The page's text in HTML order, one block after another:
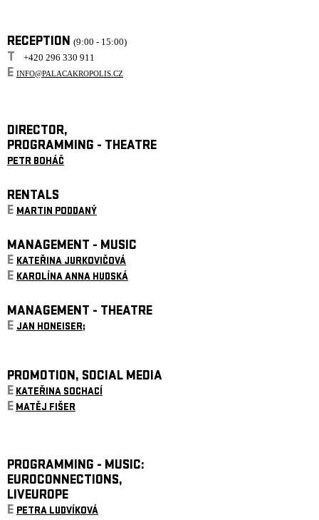
RECEPTION (9:00 - 15:00)
T +420 296 330 911
E INFO@PALACAKROPOLIS.CZ
DIRECTOR,
PROGRAMMING - THEATRE
PETR BOHÁČ
RENTALS
E MARTIN PODDANÝ
MANAGEMENT - MUSIC
E KATEŘINA JURKOVIČOVÁ
E KAROLÍNA ANNA HUDSKÁ
MANAGEMENT - THEATRE
E JAN HONEISER;
PROMOTION, SOCIAL MEDIA
EKATEŘINA SOCHACÍ
EMATĚJ FIŠER
PROGRAMMING - MUSIC:
EUROCONNECTIONS,
LIVEUROPE
E PETRA LUDVÍKOVÁ